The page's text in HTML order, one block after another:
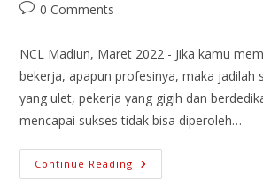
0 Comments
NCL Madiun, Maret 2022 - Jika kamu
bekerja, apapun profesinya, maka jadilah
yang ulet, pekerja yang gigih dan
mencapai sukses tidak bisa diperoleh…
Continue Reading